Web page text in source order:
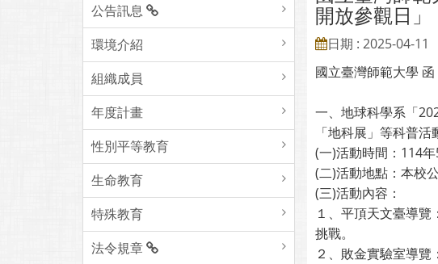
公告訊息
環境介紹
組織成員
年度計畫
性別平等教育
生命教育
特殊教育
法令規章
開放參觀日」
日期 : 2025-04-11
國立臺灣師範大學 函
一、地球科學系「
「地科展」等科普
(一)活動時間：114
(二)活動地點：本校
(三)活動內容：
１、平頂天文臺導
挑戰。
２、敗金實驗室導